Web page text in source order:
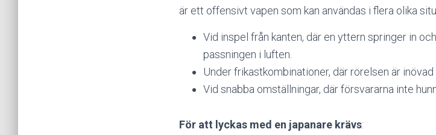
är ett offensivt vapen som kan användas i flera olika
Vid inspel från kanten, där en yttern springer in
passningen i luften.
Under frikastkombinationer, där rörelsen är
Vid snabba omställningar, där försvararna inte
För att lyckas med en japanare krävs: